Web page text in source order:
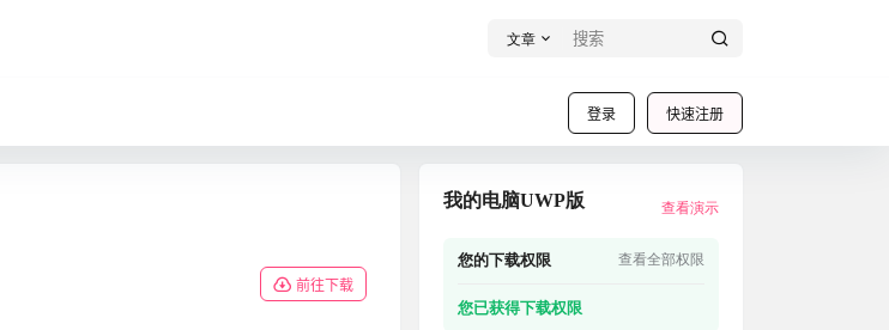
文章
登录 快速注册
前往下载
我的电脑UWP版 查看演示
您的下载权限 查看全部权限
您已获得下载权限